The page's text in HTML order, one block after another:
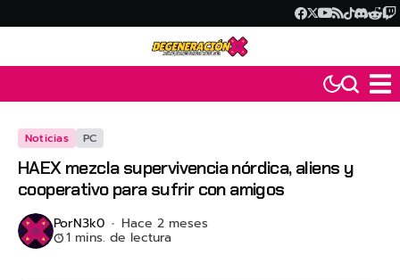
Noticias PC
HAEX mezcla supervivencia nórdica, aliens y
cooperativo para sufrir con amigos
PorN3k0 Hace 2 meses
1 mins. de lectura